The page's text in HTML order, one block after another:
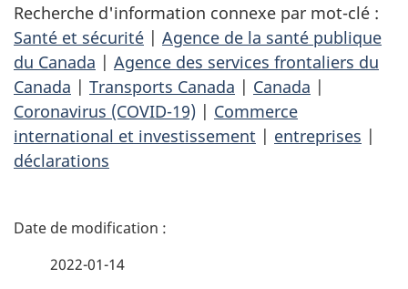
Recherche d'information connexe par mot-clé :
Santé et sécurité | Agence de la santé publique
du Canada | Agence des services frontaliers du
Canada | Transports Canada | Canada |
Coronavirus (COVID-19) | Commerce
international et investissement | entreprises |
déclarations
D
2022-01-14